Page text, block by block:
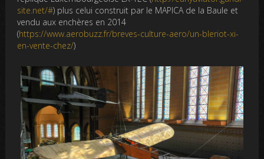
site.net/#) plus celui construit par le MAPICA de la Baule et
vendu aux enchères en 2014
(https://www.aerobuzz.fr/breves-culture-aero/un-bleriot-xi-
en-vente-chez/)